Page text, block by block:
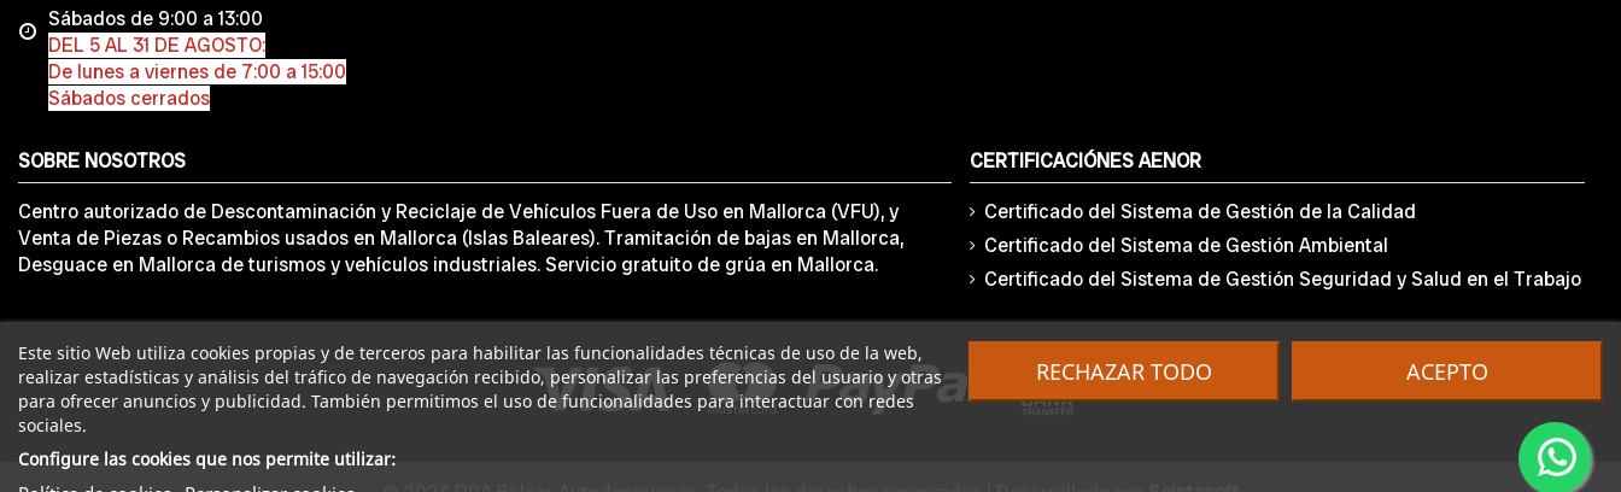
Sábados de 9:00 a 13:00
DEL 5 AL 31 DE AGOSTO:
De lunes a viernes de 7:00 a 15:00
Sábados cerrados
Este sitio Web utiliza cookies propias y de terceros para habilitar las funcionalidades técnicas de uso de la web,
realizar estadísticas y análisis del tráfico de navegación recibido, personalizar las preferencias del usuario y otras
para ofrecer anuncios y publicidad. También permitimos el uso de funcionalidades para interactuar con redes
sociales.
Configure las cookies que nos permite utilizar:
RECHAZAR TODO ACEPTO
SOBRE NOSOTROS
Centro autorizado de Descontaminación y Reciclaje de Vehículos Fuera de Uso en Mallorca (VFU), y
Venta de Piezas o Recambios usados en Mallorca (Islas Baleares). Tramitación de bajas en Mallorca,
Desguace en Mallorca de turismos y vehículos industriales. Servicio gratuito de grúa en Mallorca.
CERTIFICACIÓNES AENOR
Certificado del Sistema de Gestión de la Calidad
Certificado del Sistema de Gestión Ambiental
Certificado del Sistema de Gestión Seguridad y Salud en el Trabajo